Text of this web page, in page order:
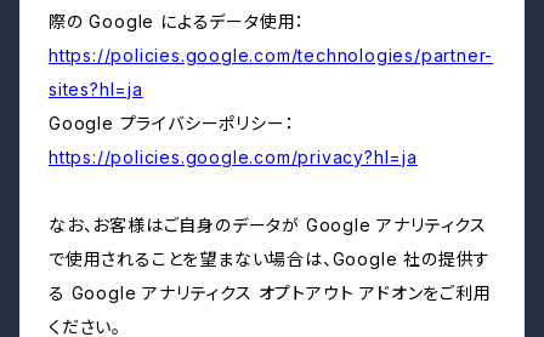
際の Google によるデータ使用：
https://policies.google.com/technologies/partner-
sites?hl=ja
Google プライバシーポリシー：
https://policies.google.com/privacy?hl=ja
なお、お客様はご自身のデータが Google アナリティクス
で使用されることを望まない場合は、Google 社の提供す
る Google アナリティクス オプトアウト アドオンをご利用
ください。